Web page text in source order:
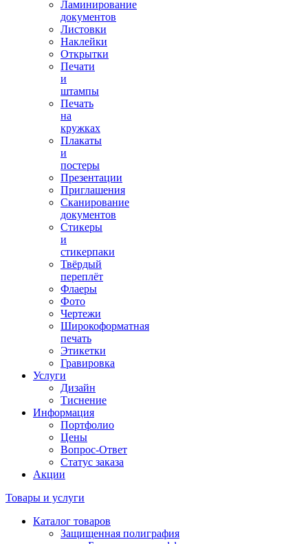
Ламинирование
документов
Листовки
Наклейки
Открытки
Печати
и
штампы
Печать
на
кружках
Плакаты
и
постеры
Презентации
Приглашения
Сканирование
документов
Стикеры
и
стикерпаки
Твёрдый
переплёт
Флаеры
Фото
Чертежи
Широкоформатная
печать
Этикетки
Гравировка
Услуги
Дизайн
Тиснение
Информация
Портфолио
Цены
Вопрос-Ответ
Статус заказа
Акции
Товары и услуги
Каталог товаров
Защищенная полиграфия